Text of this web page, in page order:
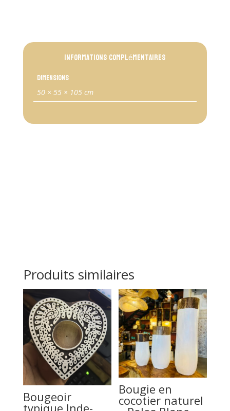
Informations complémentaires
Dimensions
50 × 55 × 105 cm
Produits similaires
Bougeoir
typique Inde-
Bougie en
cocotier naturel